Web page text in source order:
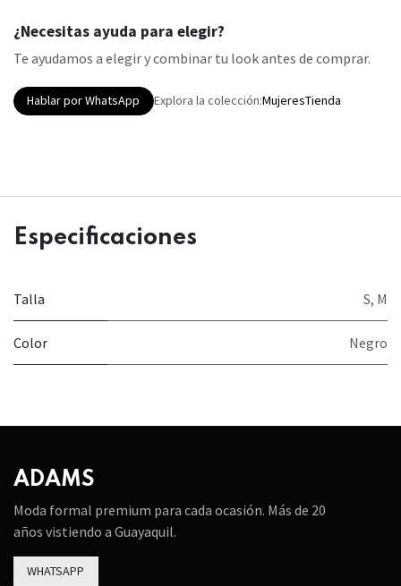
¿Necesitas ayuda para elegir?
Te ayudamos a elegir y combinar tu look antes de comprar.
Hablar por WhatsApp Explora la colección:MujeresTienda
Especificaciones
Talla S, M
Color Negro
ADAMS
Moda formal premium para cada ocasión. Más de 20
años vistiendo a Guayaquil.
WHATSAPP